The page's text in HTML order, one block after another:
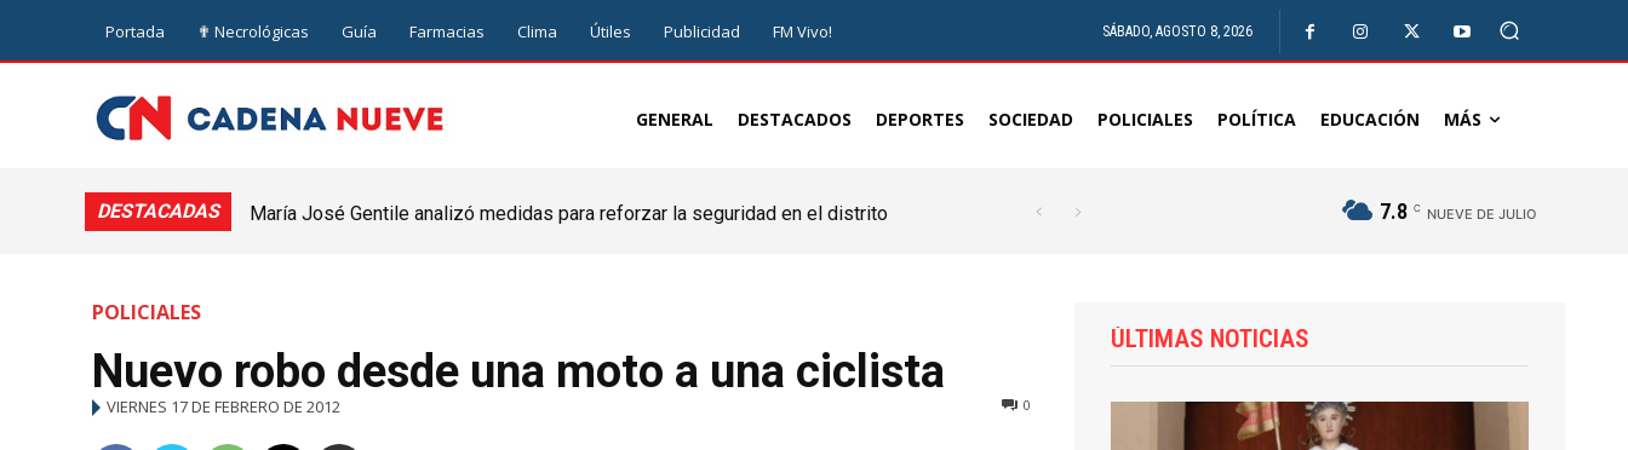
Portada ✟ Necrológicas Guía Farmacias Clima Útiles Publicidad FM Vivo! SÁBADO, AGOSTO 8, 2026
GENERAL DESTACADOS DEPORTES SOCIEDAD POLICIALES POLÍTICA EDUCACIÓN MÁS
DESTACADAS
María José Gentile analizó medidas para reforzar la seguridad en el distrito
7.8 C NUEVE DE JULIO
POLICIALES
Nuevo robo desde una moto a una ciclista
VIERNES 17 DE FEBRERO DE 2012 0
ÚLTIMAS NOTICIAS